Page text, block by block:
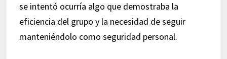
se intentó ocurría algo que demostraba la
eficiencia del grupo y la necesidad de seguir
manteniéndolo como seguridad personal.